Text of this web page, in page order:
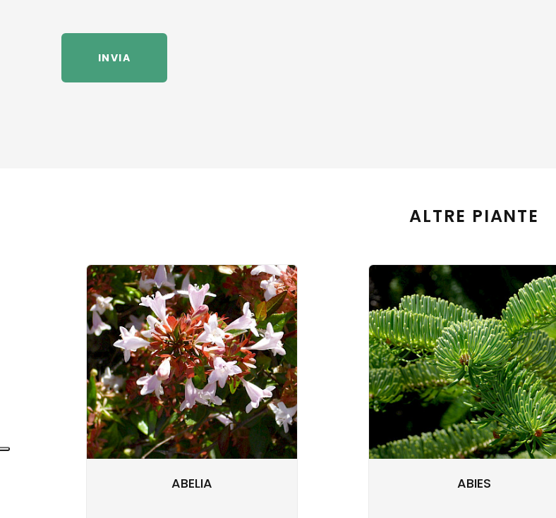
INVIA
ALTRE PIANTE
ABELIA ABIES